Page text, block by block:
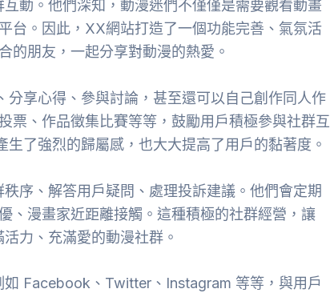
動。他們深知，動漫迷們不僅僅是需要觀看動畫
台。因此，XX網站打造了一個功能完善、氣氛活
的朋友，一起分享對動漫的熱愛。
享心得、參與討論，甚至還可以自己創作同人作
票、作品徵集比賽等等，鼓勵用戶積極參與社群互
了強烈的歸屬感，也大大提高了用戶的黏著度。
序、解答用戶疑問、處理投訴建議。他們會定期
、漫畫家近距離接觸。這種積極的社群經營，讓
力、充滿愛的動漫社群。
Facebook、Twitter、Instagram 等等，與用戶